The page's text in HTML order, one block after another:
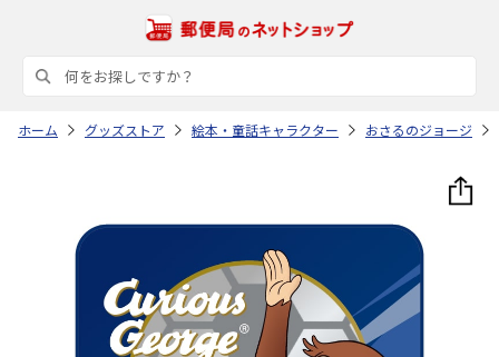
ホーム グッズストア 絵本・童話キャラクター おさるのジョージ